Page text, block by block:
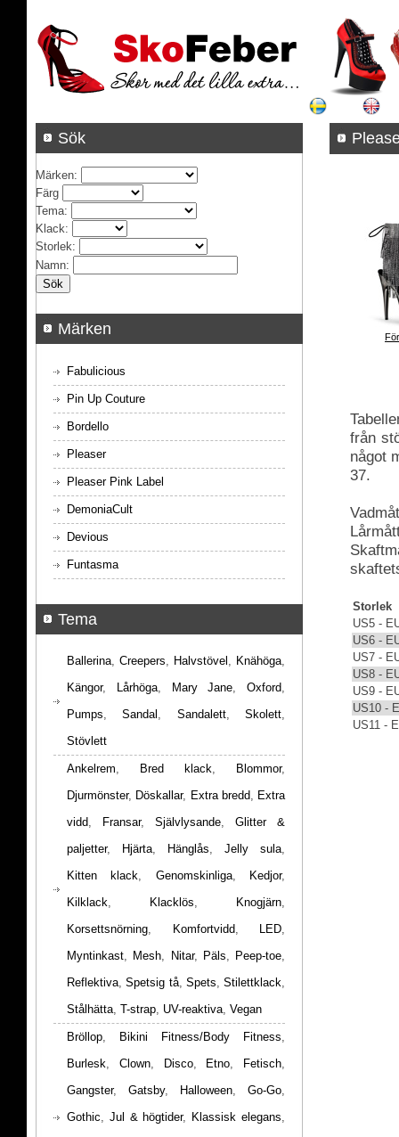
från
något
37.
Storlek
US5 -
US6 -
US7 -
US8 -
US9 -
US10 -
US11 -
Sök
Märken:
Färg
Tema:
Klack:
Storlek:
Namn:
Märken
Fabulicious
Pin Up Couture
Bordello
Pleaser
Pleaser Pink Label
DemoniaCult
Devious
Funtasma
Tema
Ballerina, Creepers, Halvstövel , Knähöga,
Kängor, Lårhöga, Mary Jane, Oxford,
Pumps,Sandal , Sandalett,Skolett,
Stövlett
Ankelrem, Bred klack, Blommor,
Djurmönster, Döskallar, Extra bredd, Extra
vidd, Fransar, Självlysande, Glitter &
paljetter, Hjärta, Hänglås, Jelly sula,
Kitten klack, Genomskinliga, Kedjor,
Kilklack, Klacklös, Knogjärn,
Korsettsnörning, Komfortvidd, LED,
Myntinkast, Mesh, Nitar, Päls, Peep-toe,
Reflektiva,Spetsig tå, Spets, Stilettklack,
Stålhätta, T-strap, UV-reaktiva, Vegan
Bröllop, Bikini Fitness/Body Fitness,
Burlesk, Clown, Disco, Etno, Fetisch,
Gangster, Gatsby, Halloween, Go-Go,
Gothic, Jul & högtider, Klassisk elegans,